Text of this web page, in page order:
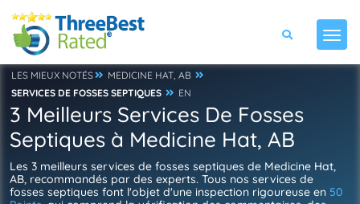
LES MIEUX NOTÉS
MEDICINE HAT, AB
SERVICES DE FOSSES SEPTIQUES
EN
3 Meilleurs Services De Fosses
Septiques à Medicine Hat, AB
Les 3 meilleurs services de fosses septiques de Medicine Hat,
AB, recommandés par des experts. Tous nos services de
fosses septiques font l'objet d'une inspection rigoureuse en 50